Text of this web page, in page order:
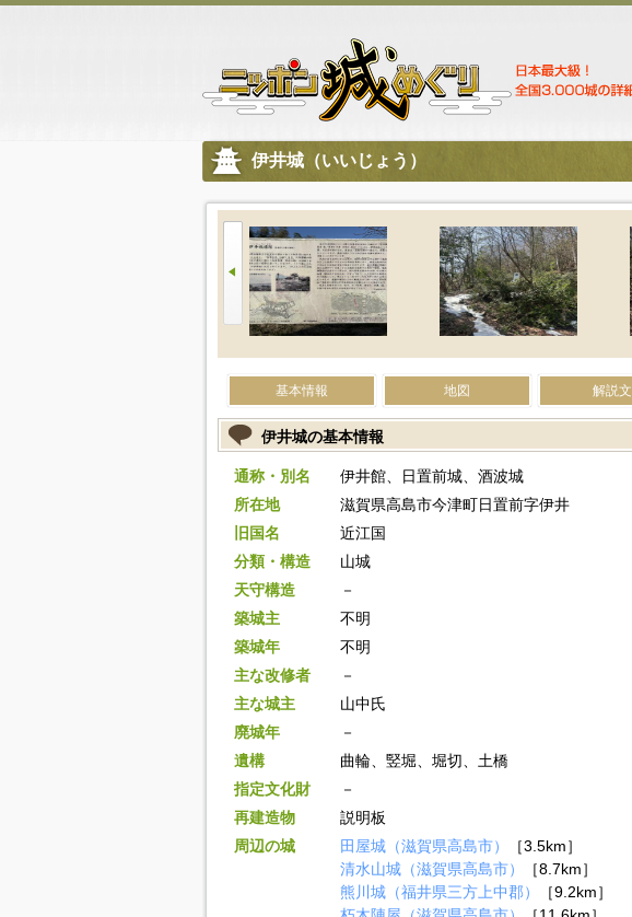
伊井城（いいじょう）
基本情報 地図 解説文
伊井城の基本情報
通称・別名
伊井館、日置前城、酒波城
所在地
滋賀県高島市今津町日置前字伊井
旧国名
近江国
分類・構造
山城
天守構造
－
築城主
不明
築城年
不明
主な改修者
－
主な城主
山中氏
廃城年
－
遺構
曲輪、竪堀、堀切、土橋
指定文化財
－
再建造物
説明板
周辺の城
田屋城（滋賀県高島市）
［3.5km］
清水山城（滋賀県高島市）
［8.7km］
熊川城（福井県三方上中郡）
［9.2km］